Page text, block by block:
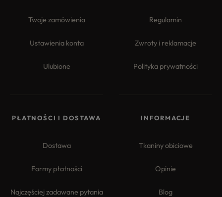
Twoje zamówienia
Ustawienia konta
Ulubione
Regulamin
Zwroty i reklamacje
Polityka prywatności
PŁATNOŚCI I DOSTAWA
Dostawa
Formy płatności
Najczęściej zadawane pytania
INFORMACJE
Tkaniny obiciowe
Opinie
Blog